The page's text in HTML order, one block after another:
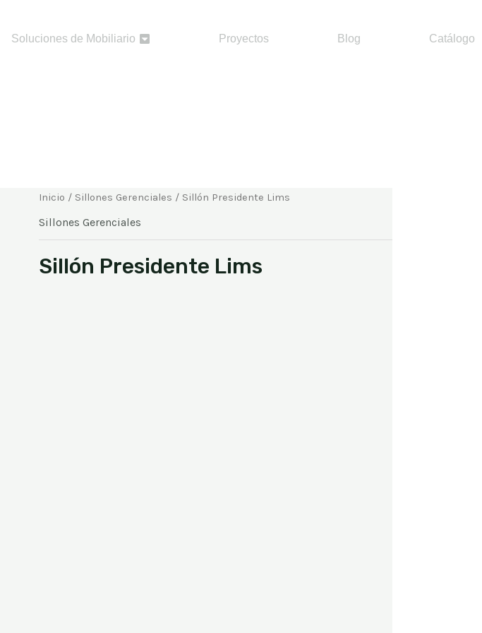
Soluciones de Mobiliario Proyectos Blog Catálogo
Inicio / Sillones Gerenciales / Sillón Presidente Lims
Sillones Gerenciales
Sillón Presidente Lims